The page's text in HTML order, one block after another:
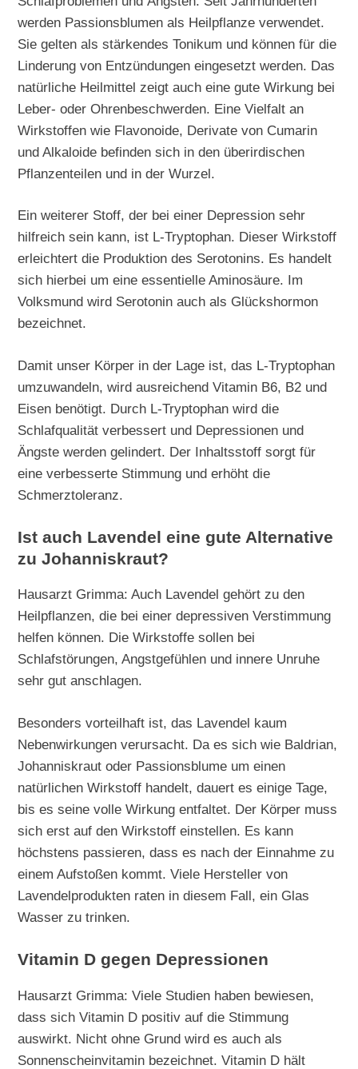
werden Passionsblumen als Heilpflanze verwendet.
Sie gelten als stärkendes Tonikum und können für die
Linderung von Entzündungen eingesetzt werden. Das
natürliche Heilmittel zeigt auch eine gute Wirkung bei
Leber- oder Ohrenbeschwerden. Eine Vielfalt an
Wirkstoffen wie Flavonoide, Derivate von Cumarin
und Alkaloide befinden sich in den überirdischen
Pflanzenteilen und in der Wurzel.
Ein weiterer Stoff, der bei einer Depression sehr
hilfreich sein kann, ist L-Tryptophan. Dieser Wirkstoff
erleichtert die Produktion des Serotonins. Es handelt
sich hierbei um eine essentielle Aminosäure. Im
Volksmund wird Serotonin auch als Glückshormon
bezeichnet.
Damit unser Körper in der Lage ist, das L-Tryptophan
umzuwandeln, wird ausreichend Vitamin B6, B2 und
Eisen benötigt. Durch L-Tryptophan wird die
Schlafqualität verbessert und Depressionen und
Ängste werden gelindert. Der Inhaltsstoff sorgt für
eine verbesserte Stimmung und erhöht die
Schmerztoleranz.
Ist auch Lavendel eine gute Alternative
zu Johanniskraut?
Hausarzt Grimma: Auch Lavendel gehört zu den
Heilpflanzen, die bei einer depressiven Verstimmung
helfen können. Die Wirkstoffe sollen bei
Schlafstörungen, Angstgefühlen und innere Unruhe
sehr gut anschlagen.
Besonders vorteilhaft ist, das Lavendel kaum
Nebenwirkungen verursacht. Da es sich wie Baldrian,
Johanniskraut oder Passionsblume um einen
natürlichen Wirkstoff handelt, dauert es einige Tage,
bis es seine volle Wirkung entfaltet. Der Körper muss
sich erst auf den Wirkstoff einstellen. Es kann
höchstens passieren, dass es nach der Einnahme zu
einem Aufstoßen kommt. Viele Hersteller von
Lavendelprodukten raten in diesem Fall, ein Glas
Wasser zu trinken.
Vitamin D gegen Depressionen
Hausarzt Grimma: Viele Studien haben bewiesen,
dass sich Vitamin D positiv auf die Stimmung
auswirkt. Nicht ohne Grund wird es auch als
Sonnenscheinvitamin bezeichnet. Vitamin D hält